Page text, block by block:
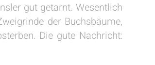
gut getarnt. Wesentlich
der Buchsbäume,
Die gute Nachricht: